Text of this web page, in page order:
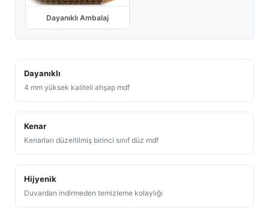
Dayanıklı Ambalaj
Dayanıklı
4 mm yüksek kaliteli ahşap mdf
Kenar
Kenarları düzeltilmiş birinci sınıf düz mdf
Hijyenik
Duvardan indirmeden temizleme kolaylığı